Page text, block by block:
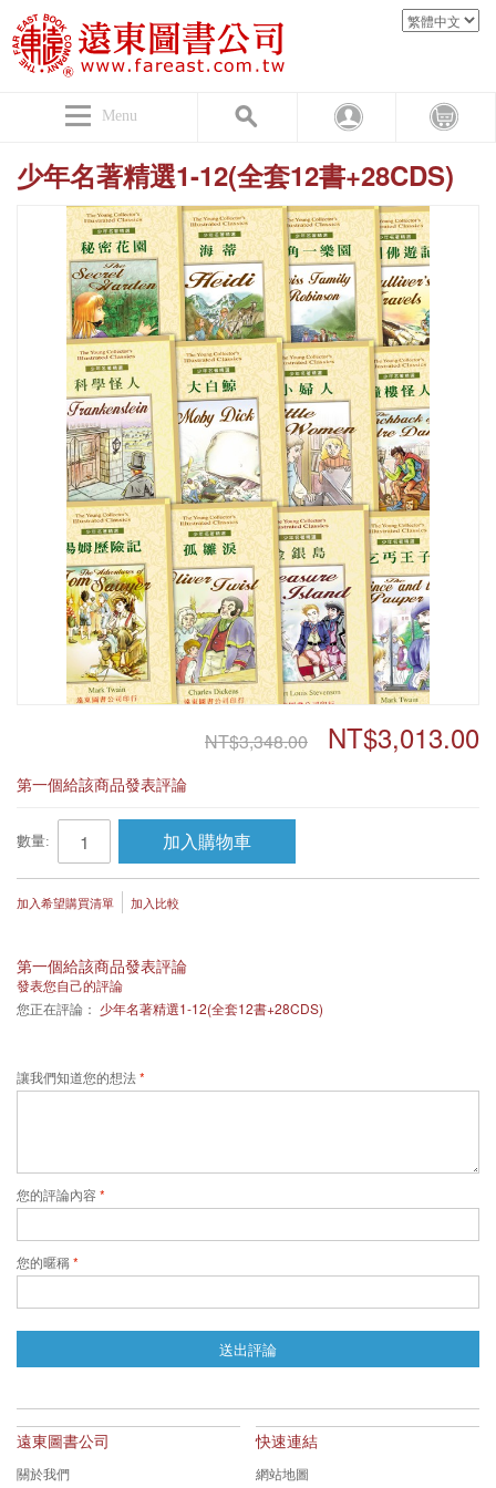
Menu
少年名著精選1-12(全套12書+28CDS)
NT$3,348.00 NT$3,013.00
第一個給該商品發表評論
數量: 加入購物車
加入希望購買清單 加入比較
第一個給該商品發表評論
發表您自己的評論
您正在評論： 少年名著精選1-12(全套12書+28CDS)
讓我們知道您的想法
您的評論內容
您的暱稱
送出評論
遠東圖書公司
關於我們
快速連結
網站地圖